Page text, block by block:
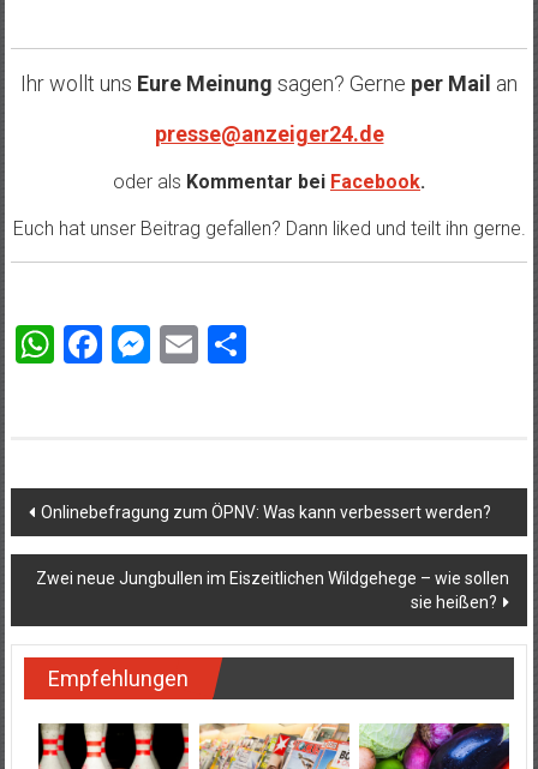
Ihr wollt uns Eure Meinung sagen? Gerne per Mail an
presse@anzeiger24.de
oder als Kommentar bei Facebook.
Euch hat unser Beitrag gefallen? Dann liked und teilt ihn gerne.
WhatsApp
Facebook
Messenger
Email
Beitragsnavigation
Onlinebefragung zum ÖPNV: Was kann verbessert werden?
Zwei neue Jungbullen im Eiszeitlichen Wildgehege – wie sollen
sie heißen?
Empfehlungen